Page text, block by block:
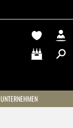
Warenkorb
UNTERNEHMEN